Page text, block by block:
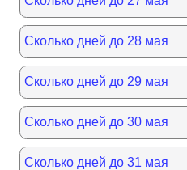
Сколько дней до 28 мая
Сколько дней до 29 мая
Сколько дней до 30 мая
Сколько дней до 31 мая